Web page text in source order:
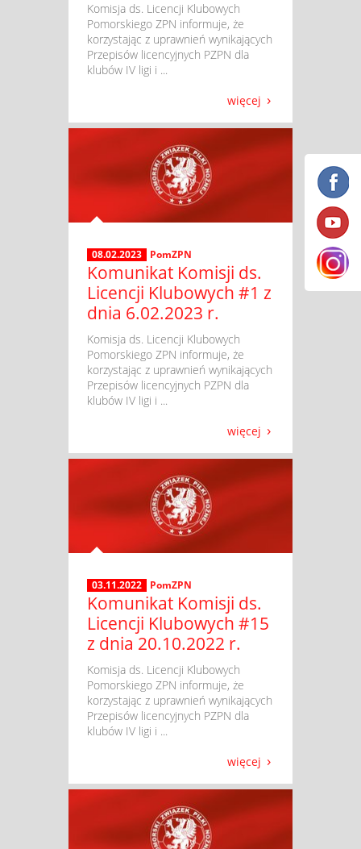
​ Komisja ds. Licencji Klubowych
Pomorskiego ZPN informuje, że
korzystając z uprawnień wynikających
Przepisów licencyjnych PZPN dla
klubów IV ligi i ...
więcej
08.02.2023 PomZPN
Komunikat Komisji ds.
Licencji Klubowych #1 z
dnia 6.02.2023 r.
​ Komisja ds. Licencji Klubowych
Pomorskiego ZPN informuje, że
korzystając z uprawnień wynikających
Przepisów licencyjnych PZPN dla
klubów IV ligi i ...
więcej
03.11.2022 PomZPN
Komunikat Komisji ds.
Licencji Klubowych #15
z dnia 20.10.2022 r.
​ Komisja ds. Licencji Klubowych
Pomorskiego ZPN informuje, że
korzystając z uprawnień wynikających
Przepisów licencyjnych PZPN dla
klubów IV ligi i ...
więcej